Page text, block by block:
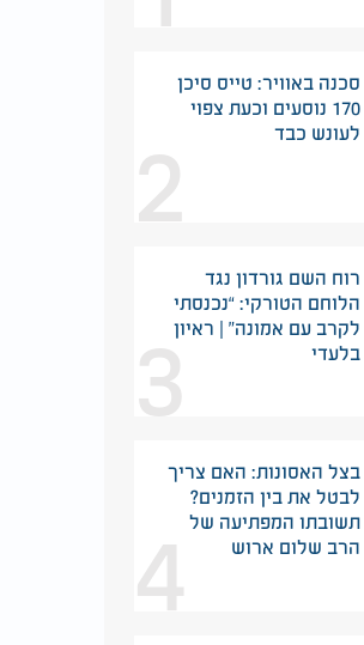
2
סכנה באוויר: טייס סיכן
170 נוסעים וכעת צפוי
לעונש כבד
3
רוח השם גורדון נגד
הלוחם הטורקי: “נכנסתי
לקרב עם אמונה” | ראיון
בלעדי
4
בצל האסונות: האם צריך
לבטל את בין הזמנים?
תשובתו המפתיעה של
הרב שלום ארוש